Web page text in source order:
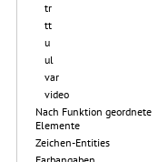
tr
tt
u
ul
var
video
Nach Funktion geordnete
Elemente
Zeichen-Entities